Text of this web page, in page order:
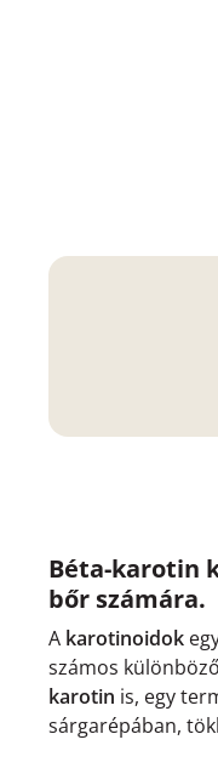
Béta-karotin
bőr számára.
A karotinoidok
számos
karotin is, egy
sárgarépában,